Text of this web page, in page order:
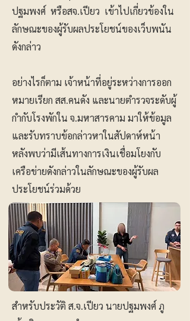
ปฐมพงศ์ หรือสจ.เปียว เข้าไปเกี่ยวข้องใน
ลักษณะของผู้รับผลประโยชน์ของเว็บพนัน
ดังกล่าว
อย่างไรก็ตาม เจ้าหน้าที่อยู่ระหว่างการออก
หมายเรียก สส.คนดัง และนายตำรวจระดับผู้
กำกับโรงพักใน จ.มหาสารคาม มาให้ข้อมูล
และรับทราบข้อกล่าวหาในสัปดาห์หน้า
หลังพบว่ามีเส้นทางการเงินเชื่อมโยงกับ
เครือข่ายดังกล่าวในลักษณะของผู้รับผล
ประโยชน์ร่วมด้วย
สำหรับประวัติ ส.จ.เปียว นายปฐมพงศ์ ภู